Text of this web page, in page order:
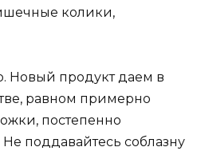
колики,
Новый продукт даем в
равном примерно
постепенно
поддавайтесь соблазну